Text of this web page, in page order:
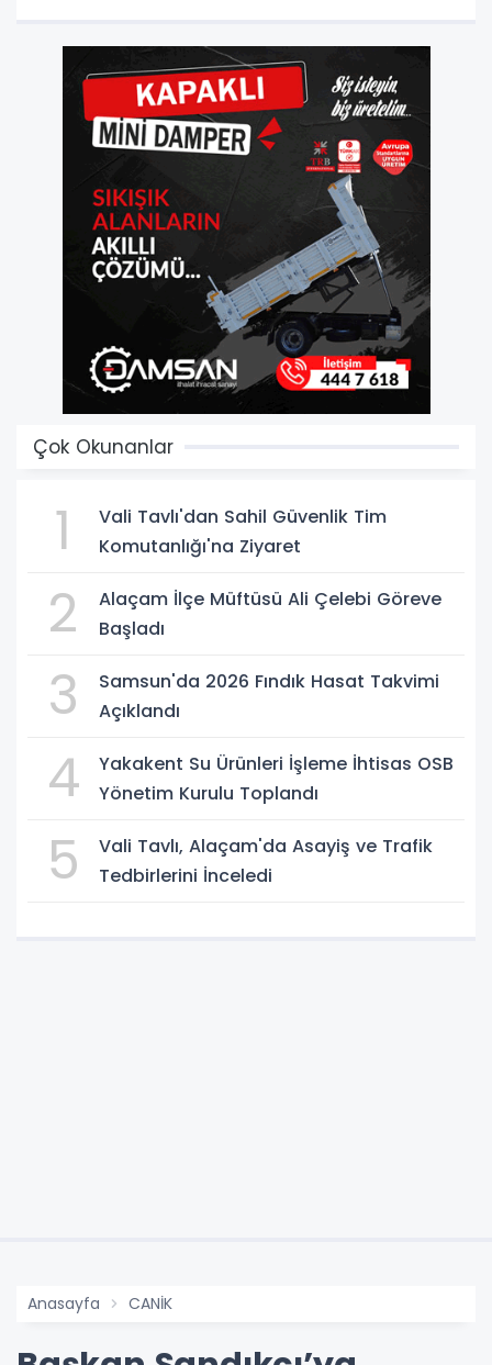
Çok Okunanlar
1
Vali Tavlı'dan Sahil Güvenlik Tim
Komutanlığı'na Ziyaret
2
Alaçam İlçe Müftüsü Ali Çelebi Göreve
Başladı
3
Samsun'da 2026 Fındık Hasat Takvimi
Açıklandı
4
Yakakent Su Ürünleri İşleme İhtisas OSB
Yönetim Kurulu Toplandı
5
Vali Tavlı, Alaçam'da Asayiş ve Trafik
Tedbirlerini İnceledi
Anasayfa CANİK